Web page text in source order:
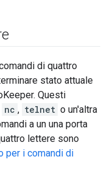
di quattro
stato attuale
Questi
nc , telnet o un'altra
a un una porta
lettere sono
per i comandi di